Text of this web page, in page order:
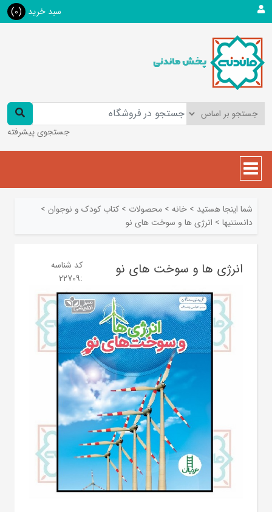
سبد خرید (0)
جستجوی پیشرفته
شما اینجا هستید > خانه > محصولات > کتاب کودک و نوجوان >
دانستنيها > انرژی ها و سوخت های نو
انرژی ها و سوخت های نو
کد شناسه
:
22709